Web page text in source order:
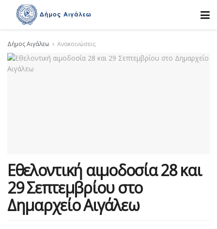
Δήμος Αιγάλεω Ανακοινώσεις
Εθελοντική αιμοδοσία 28 και
29 Σεπτεμβρίου στο
Δημαρχείο Αιγάλεω